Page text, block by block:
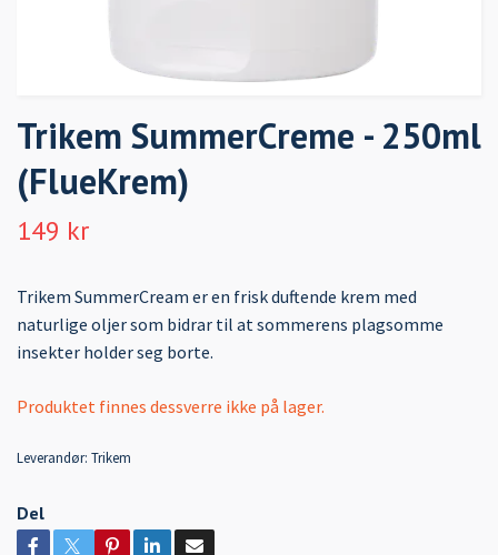
Trikem SummerCreme - 250ml
(FlueKrem)
149 kr
Trikem SummerCream er en frisk duftende krem med
naturlige oljer som bidrar til at sommerens plagsomme
insekter holder seg borte.
Produktet finnes dessverre ikke på lager.
Leverandør: Trikem
Del